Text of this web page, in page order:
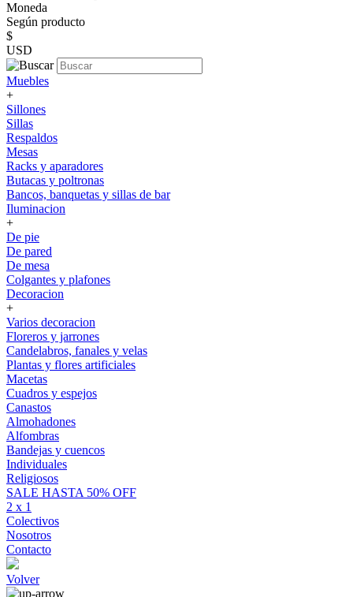
Moneda
Según producto
$
USD
Muebles
+
Sillones
Sillas
Respaldos
Mesas
Racks y aparadores
Butacas y poltronas
Bancos, banquetas y sillas de bar
Iluminacion
+
De pie
De pared
De mesa
Colgantes y plafones
Decoracion
+
Varios decoracion
Floreros y jarrones
Candelabros, fanales y velas
Plantas y flores artificiales
Macetas
Cuadros y espejos
Canastos
Almohadones
Alfombras
Bandejas y cuencos
Individuales
Religiosos
SALE HASTA 50% OFF
2 x 1
Colectivos
Nosotros
Contacto
Volver